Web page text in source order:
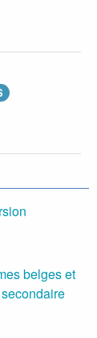
belges et